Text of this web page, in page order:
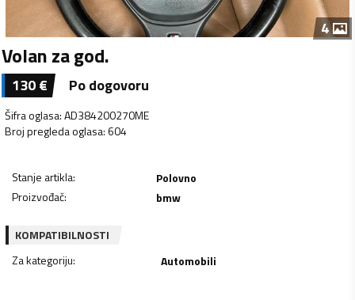
4
Volan za god.
130€ Po dogovoru
Šifra oglasa:AD384200270ME
Broj pregleda oglasa:604
Stanje artikla:
Polovno
Proizvođač: bmw
KOMPATIBILNOSTI
Za kategoriju: Automobili